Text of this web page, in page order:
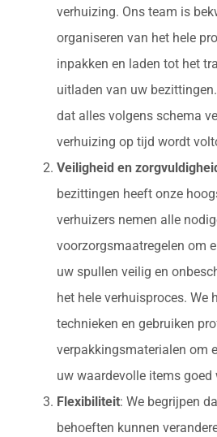
verhuizing. Ons team is
organiseren van het hele
inpakken en laden tot het
uitladen van uw
dat alles volgens schema
verhuizing op tijd wordt
Veiligheid en
bezittingen heeft onze
verhuizers nemen alle
voorzorgsmaatregelen om
uw spullen veilig en
het hele verhuisproces. We
technieken en gebruiken
verpakkingsmaterialen om
uw waardevolle items goed
Flexibiliteit: We begrijpen
behoeften kunnen